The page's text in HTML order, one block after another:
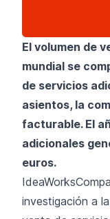
El volumen de
mundial se
de servicios
asientos, la
facturable. El
adicionales
euros.
investigación a